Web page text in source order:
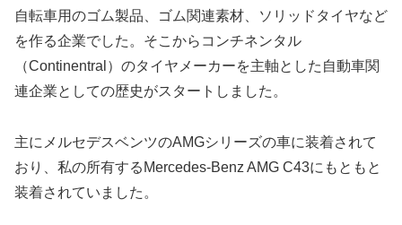
自転車用のゴム製品、ゴム関連素材、ソリッドタイヤなど
を作る企業でした。そこからコンチネンタル
（Continentral）のタイヤメーカーを主軸とした自動車関
連企業としての歴史がスタートしました。
主にメルセデスベンツのAMGシリーズの車に装着されて
おり、私の所有するMercedes-Benz AMG C43にもともと
装着されていました。